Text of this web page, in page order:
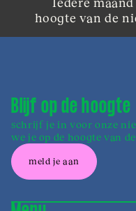
hoogte van de
Blijf op de hoogte
schrijf je in voor onze
we je op de hoogte van
meld je aan